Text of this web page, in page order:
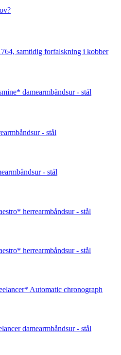
samtidig forfalskning i kobber
damearmbåndsur - stål
- stål
- stål
herrearmbåndsur - stål
herrearmbåndsur - stål
Automatic chronograph
damearmbåndsur - stål